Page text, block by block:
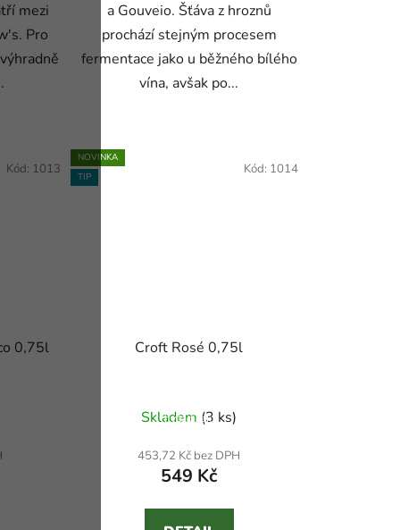
mezi
Pro
a Gouveio. Šťáva z hroznů
prochází stejným procesem
fermentace jako u běžného bílého
vína, avšak po...
0,75l
Kód: 1013
NOVINKA
TIP
Croft Rosé 0,75l
hvězdiček.
Skladem (3 ks)
453,72 Kč bez DPH
549 Kč
Kód: 1014